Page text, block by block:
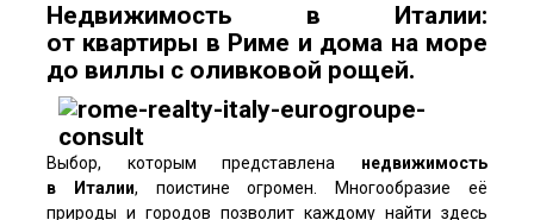
Недвижимость в Италии:
от квартиры в Риме и дома на море
до виллы с оливковой рощей.
Выбор, которым представлена недвижимость
в Италии, поистине огромен. Многообразие её
природы и городов позволит каждому найти здесь